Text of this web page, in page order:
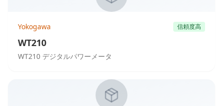
Yokogawa 信頼度高
WT210
WT210 デジタルパワーメータ